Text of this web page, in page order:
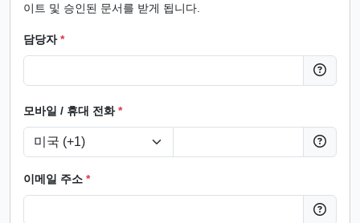
이트 및 승인된 문서를 받게 됩니다.
담당자*
모바일 / 휴대 전화*
이메일 주소 *